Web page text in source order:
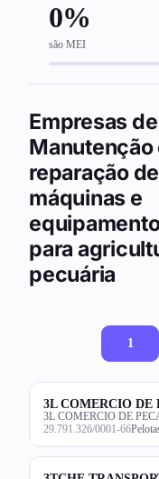
0%
são MEI
Empresas de
Manutenção
reparação de
máquinas e
para
pecuária
1
3L COMERCIO DE
3L COMERCIO DE
29.791.326/0001-66